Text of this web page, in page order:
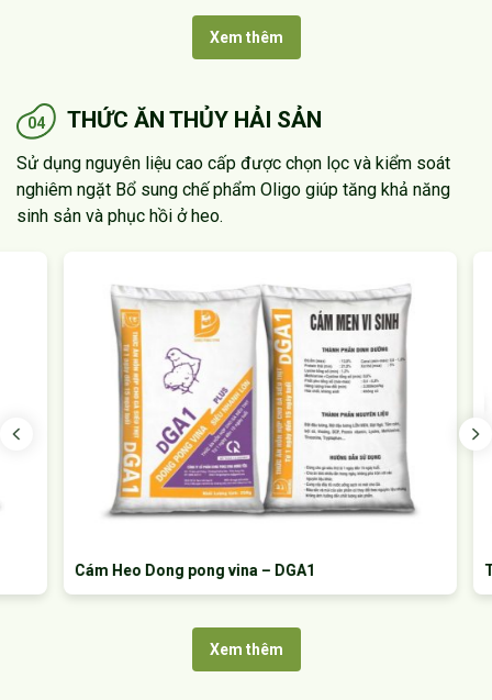
Xem thêm
04 THỨC ĂN THỦY HẢI SẢN
Sử dụng nguyên liệu cao cấp được chọn lọc và kiểm soát
nghiêm ngặt Bổ sung chế phẩm Oligo giúp tăng khả năng
sinh sản và phục hồi ở heo.
Cám Heo Dong pong vina – DGA1 Thức
Xem thêm